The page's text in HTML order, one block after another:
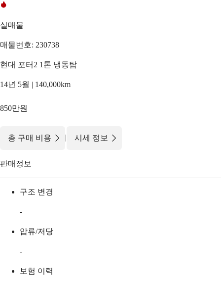
실매물
매물번호: 230738
현대 포터2 1톤 냉동탑
14년 5월 | 140,000km
850만원
총 구매 비용 | 시세 정보
판매정보
구조 변경
-
압류/저당
-
보험 이력